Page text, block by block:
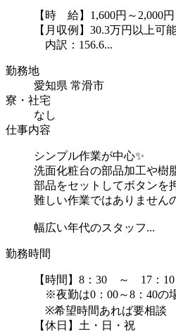
【時 給】1,600円～2,000円
【月収例】30.3万円以上可能
内訳：156.6...
勤務地
愛知県 常滑市
寮・社宅
なし
仕事内容
シンプル作業が中心✨
洗面化粧台の部品加工や樹
部品をセットしてボタンを
難しい作業ではありません
幅広い年代のスタッフ...
勤務時間
【時間】8：30 ～ 17
※夜勤は0：00～8：40の
※希望時間あれば要相談
【休日】土・日・祝